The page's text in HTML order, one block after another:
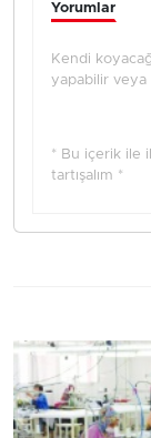
Yorumlar
Kendi
yapabilir veya
* Bu içerik ile
tartışalım *